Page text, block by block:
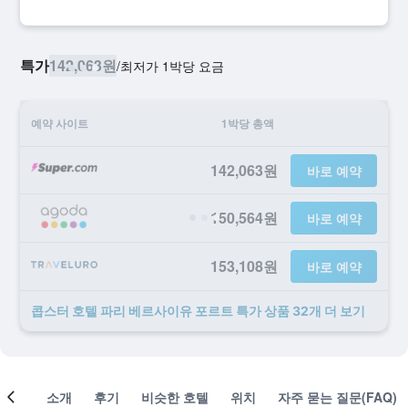
특가142,063원/​최저가 1박당 요금
예약 사이트 1박당 총액
142,063원 바로 예약
150,564원 바로 예약
153,108원 바로 예약
콥스터 호텔 파리 베르사이유 포르트 ​특가 ​상품 32개 ​더 ​보기
객실 소개 후기 비슷한 호텔 위치 자주 묻는 질문(FAQ)